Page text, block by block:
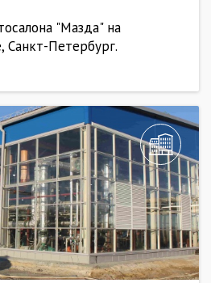
"Мазда" на
Санкт-Петербург.